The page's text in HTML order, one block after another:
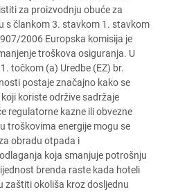
za proizvodnju obuće za
s člankom 3. stavkom 1. stavkom
2006 Europska komisija je
troškova osiguranja. U
točkom (a) Uredbe (EZ) br.
postaje značajno kako se
koriste održive sadržaje
regulatorne kazne ili obvezne
troškovima energije mogu se
obradu otpada i
koja smanjuje potrošnju
brenda raste kada hoteli
zaštiti okoliša kroz dosljednu